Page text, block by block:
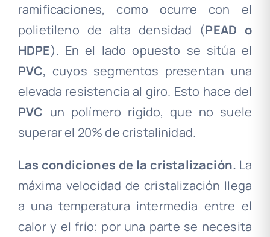
ramificaciones, como ocurre con el
polietileno de alta densidad (PEAD o
HDPE). En el lado opuesto se sitúa el
PVC, cuyos segmentos presentan una
elevada resistencia al giro. Esto hace del
PVC un polímero rígido, que no suele
superar el 20% de cristalinidad.
Las condiciones de la cristalización. La
máxima velocidad de cristalización llega
a una temperatura intermedia entre el
calor y el frío; por una parte se necesita